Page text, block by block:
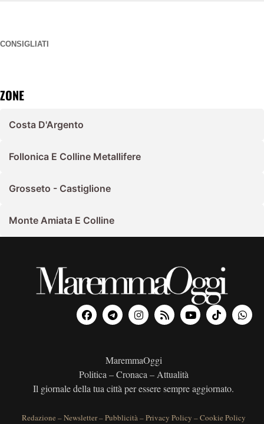
CONSIGLIATI
ZONE
Costa D'Argento
Follonica E Colline Metallifere
Grosseto - Castiglione
Monte Amiata E Colline
MaremmaOggi
Politica – Cronaca – Attualità
Il giornale della tua città per essere sempre aggiornato.
Redazione –Newsletter–Pubblicità–Privacy Policy –Cookie Policy